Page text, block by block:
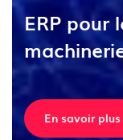
ERP pour
En savoir plus